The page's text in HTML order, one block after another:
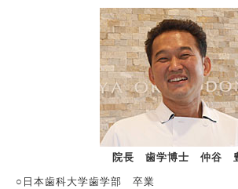
院長 歯学博士 仲谷
○日本歯科大学歯学部 卒業